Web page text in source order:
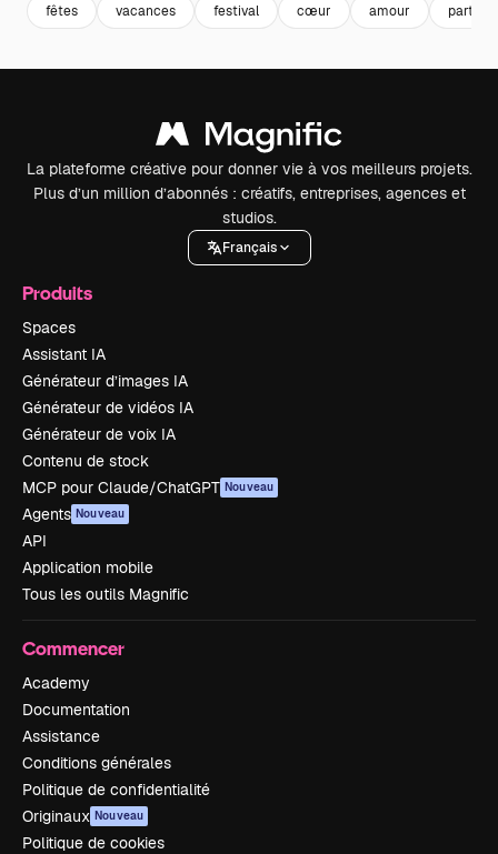
fêtes vacances festival cœur amour partie
La plateforme créative pour donner vie à vos meilleurs projets.
Plus d’un million d’abonnés : créatifs, entreprises, agences et
studios.
Français
Produits
Spaces
Assistant IA
Générateur d’images IA
Générateur de vidéos IA
Générateur de voix IA
Contenu de stock
MCP pour Claude/ChatGPT Nouveau
Agents Nouveau
API
Application mobile
Tous les outils Magnific
Commencer
Academy
Documentation
Assistance
Conditions générales
Politique de confidentialité
Originaux Nouveau
Politique de cookies